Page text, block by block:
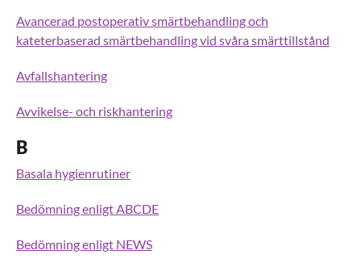
Avancerad postoperativ smärtbehandling och
kateterbaserad smärtbehandling vid svåra smärttillstånd
Avfallshantering
Avvikelse- och riskhantering
B
Basala hygienrutiner
Bedömning enligt ABCDE
Bedömning enligt NEWS